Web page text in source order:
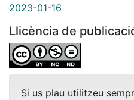
2023-01-16
Llicència de
Si us plau utilitzeu